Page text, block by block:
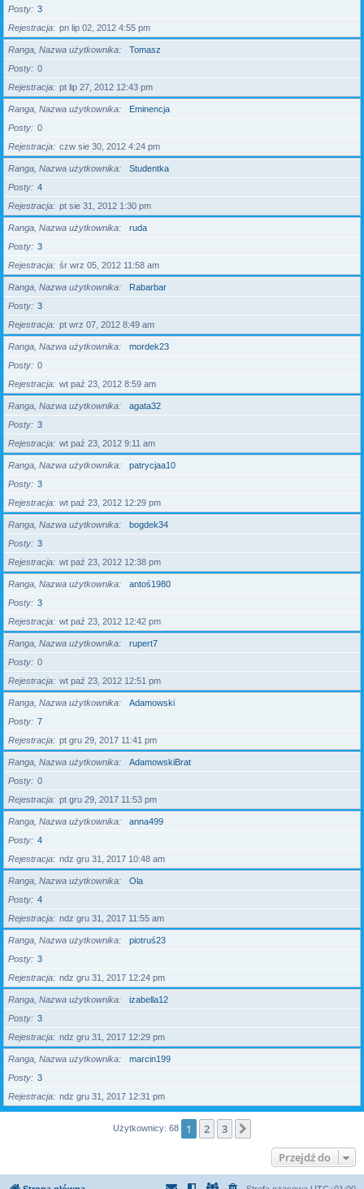
Posty
3
Rejestracja
pn lip 02, 2012 4:55 pm
Ranga, Nazwa użytkownika
Tomasz
Posty
0
Rejestracja
pt lip 27, 2012 12:43 pm
Ranga, Nazwa użytkownika
Eminencja
Posty
0
Rejestracja
czw sie 30, 2012 4:24 pm
Ranga, Nazwa użytkownika
Studentka
Posty
4
Rejestracja
pt sie 31, 2012 1:30 pm
Ranga, Nazwa użytkownika
ruda
Posty
3
Rejestracja
śr wrz 05, 2012 11:58 am
Ranga, Nazwa użytkownika
Rabarbar
Posty
3
Rejestracja
pt wrz 07, 2012 8:49 am
Ranga, Nazwa użytkownika
mordek23
Posty
0
Rejestracja
wt paź 23, 2012 8:59 am
Ranga, Nazwa użytkownika
agata32
Posty
3
Rejestracja
wt paź 23, 2012 9:11 am
Ranga, Nazwa użytkownika
patrycjaa10
Posty
3
Rejestracja
wt paź 23, 2012 12:29 pm
Ranga, Nazwa użytkownika
bogdek34
Posty
3
Rejestracja
wt paź 23, 2012 12:38 pm
Ranga, Nazwa użytkownika
antoś1980
Posty
3
Rejestracja
wt paź 23, 2012 12:42 pm
Ranga, Nazwa użytkownika
rupert7
Posty
0
Rejestracja
wt paź 23, 2012 12:51 pm
Ranga, Nazwa użytkownika
Adamowski
Posty
7
Rejestracja
pt gru 29, 2017 11:41 pm
Ranga, Nazwa użytkownika
AdamowskiBrat
Posty
0
Rejestracja
pt gru 29, 2017 11:53 pm
Ranga, Nazwa użytkownika
anna499
Posty
4
Rejestracja
ndz gru 31, 2017 10:48 am
Ranga, Nazwa użytkownika
Ola
Posty
4
Rejestracja
ndz gru 31, 2017 11:55 am
Ranga, Nazwa użytkownika
piotruś23
Posty
3
Rejestracja
ndz gru 31, 2017 12:24 pm
Ranga, Nazwa użytkownika
izabella12
Posty
3
Rejestracja
ndz gru 31, 2017 12:29 pm
Ranga, Nazwa użytkownika
marcin199
Posty
3
Rejestracja
ndz gru 31, 2017 12:31 pm
Użytkownicy: 68 1 2 3
Przejdź do